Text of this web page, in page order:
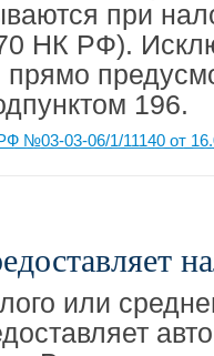
при
НК РФ).
прямо
196.
№03-03-06/1/11140 от
или